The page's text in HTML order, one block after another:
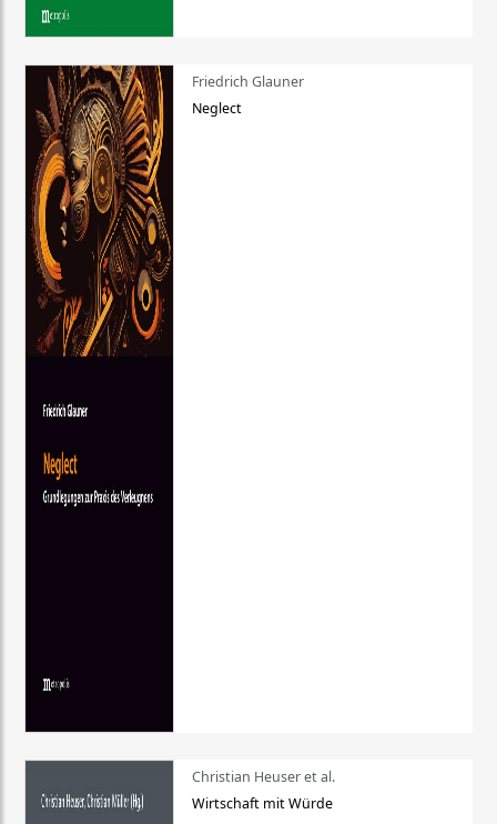
Friedrich Glauner
Neglect
Christian Heuser et al.
Wirtschaft mit Würde